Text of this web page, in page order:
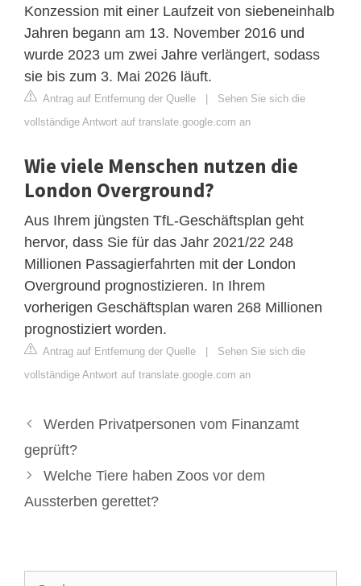
Konzession mit einer Laufzeit von siebeneinhalb
Jahren begann am 13. November 2016 und
wurde 2023 um zwei Jahre verlängert, sodass
sie bis zum 3. Mai 2026 läuft.
Antrag auf Entfernung der Quelle | Sehen Sie sich die
vollständige Antwort auf translate.google.com an
Wie viele Menschen nutzen die
London Overground?
Aus Ihrem jüngsten TfL-Geschäftsplan geht
hervor, dass Sie für das Jahr 2021/22 248
Millionen Passagierfahrten mit der London
Overground prognostizieren. In Ihrem
vorherigen Geschäftsplan waren 268 Millionen
prognostiziert worden.
Antrag auf Entfernung der Quelle | Sehen Sie sich die
vollständige Antwort auf translate.google.com an
Werden Privatpersonen vom Finanzamt
geprüft?
Welche Tiere haben Zoos vor dem
Aussterben gerettet?